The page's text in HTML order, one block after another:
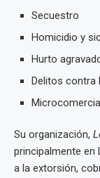
Secuestro
Homicidio y
Hurto
Delitos contra
Su organización,
principalmente en
a la extorsión,